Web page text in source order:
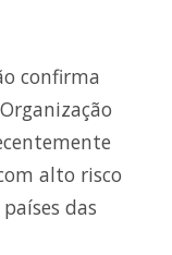
confirma
alto risco
das